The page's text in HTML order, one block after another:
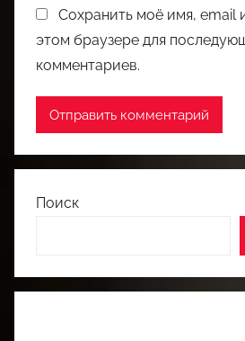
Сохранить моё имя, email
этом браузере для
комментариев.
Поиск